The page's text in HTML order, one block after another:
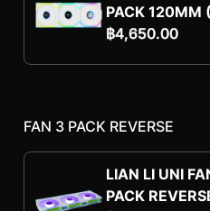
PACK 120MM
฿4,650.00
FAN 3 PACK REVERSE
LIAN LI UNI
PACK